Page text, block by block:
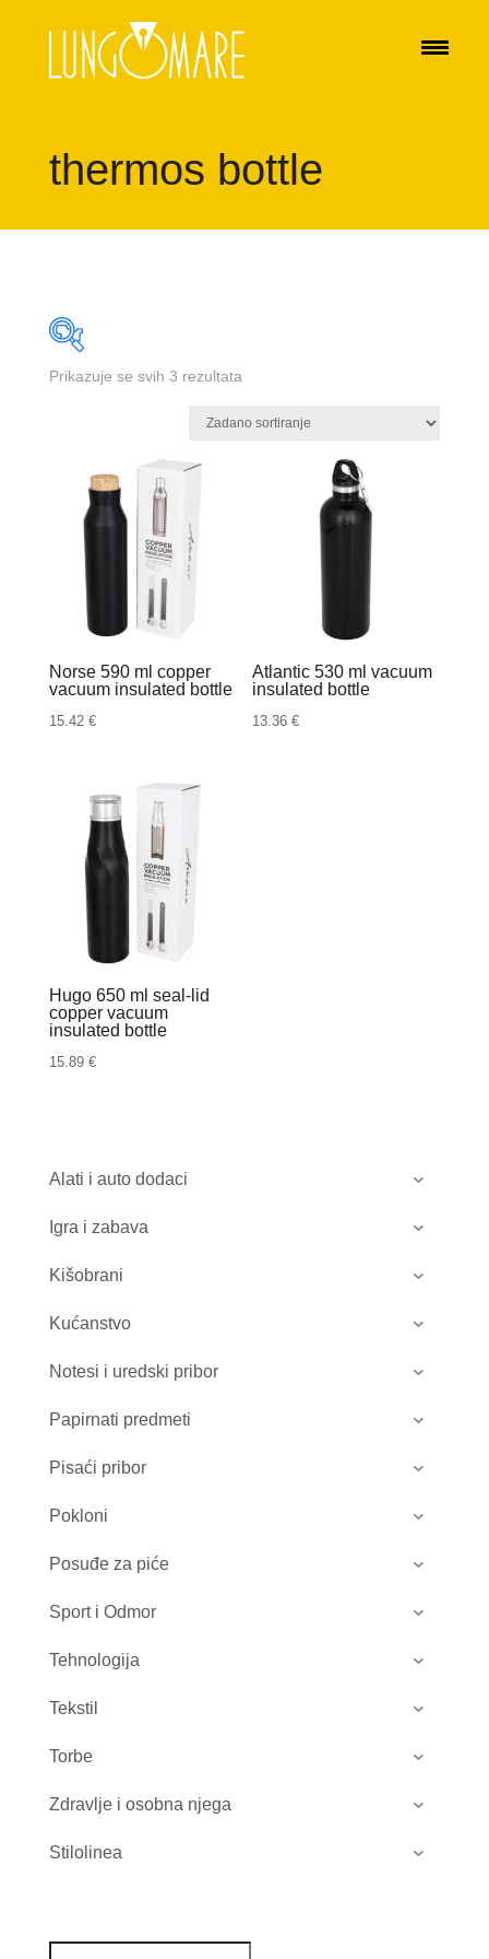
thermos bottle
Alati i auto dodaci
Igra i zabava
Kišobrani
Kućanstvo
Notesi i uredski pribor
Papirnati predmeti
Pisaći pribor
Pokloni
Posuđe za piće
Sport i Odmor
Tehnologija
Tekstil
Torbe
Zdravlje i osobna njega
Stilolinea
Prikazuje se svih 3 rezultata
Norse 590 ml copper
vacuum insulated bottle
15.42 €
Atlantic 530 ml vacuum
insulated bottle
13.36€
Hugo 650 ml seal-lid
copper vacuum
insulated bottle
15.89 €